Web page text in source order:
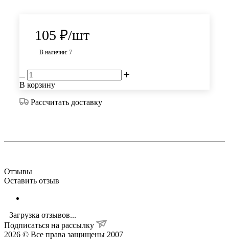
105 ₽/шт
В наличии: 7
В корзину
Рассчитать доставку
Отзывы
Оставить отзыв
Загрузка отзывов...
Подписаться на рассылку
2026 © Все права защищены 2007